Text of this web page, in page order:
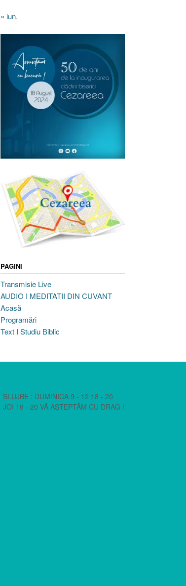
« iun.
PAGINI
Transmisie Live
AUDIO I MEDITATII DIN CUVANT
Acasă
Programări
Text I Studiu Biblic
SLUJBE : DUMINICA 9 - 12 18 - 20
JOI 18 - 20 VĂ AȘTEPTĂM CU DRAG !